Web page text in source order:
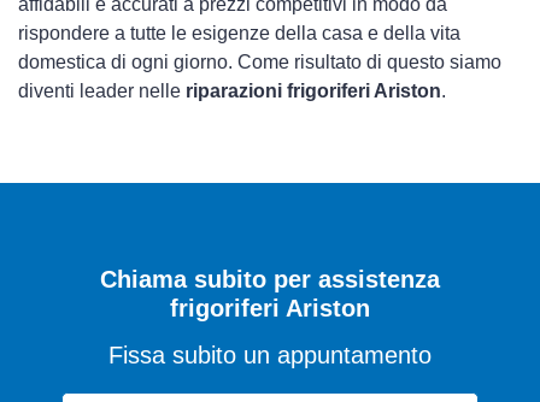
affidabili e accurati a prezzi competitivi in modo da
rispondere a tutte le esigenze della casa e della vita
domestica di ogni giorno. Come risultato di questo siamo
diventi leader nelle riparazioni frigoriferi Ariston.
Chiama subito per assistenza
frigoriferi Ariston
Fissa subito un appuntamento